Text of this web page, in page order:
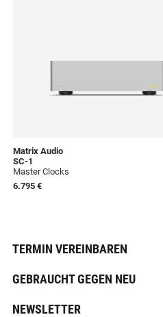
Matrix Audio
SC-1
Master Clocks
6.795 €
TERMIN VEREINBAREN
GEBRAUCHT GEGEN NEU
NEWSLETTER